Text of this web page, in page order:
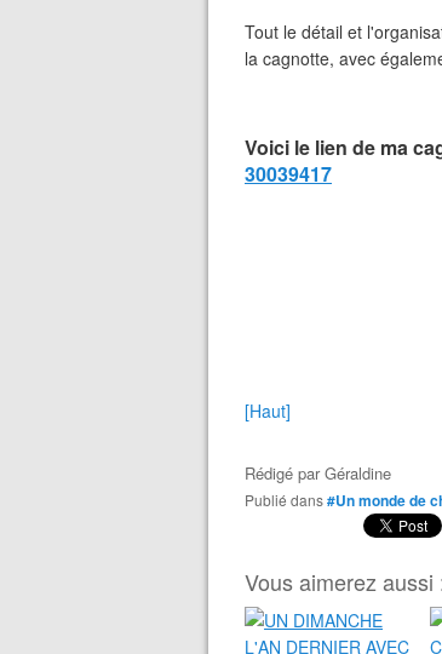
Tout le détail et
la cagnotte, avec
Voici le lien de ma
30039417
[Haut]
Rédigé parGéraldine
Publié dans#Un monde de
Vous aimerez aussi